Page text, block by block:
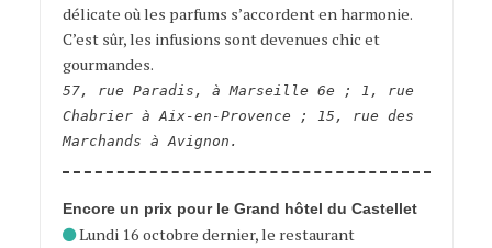
délicate où les parfums s’accordent en harmonie.
C’est sûr, les infusions sont devenues chic et
gourmandes.
57, rue Paradis, à Marseille 6e ; 1, rue
Chabrier à Aix-en-Provence ; 15, rue des
Marchands à Avignon.
Encore un prix pour le Grand hôtel du Castellet
Lundi 16 octobre dernier, le restaurant